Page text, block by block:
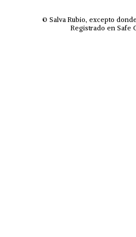
© Salva Rubio, excepto
Registrado en Safe